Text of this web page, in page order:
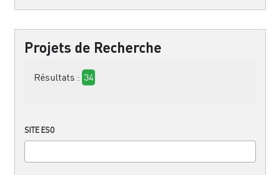
Projets de Recherche
Résultats : 34
SITE ESO